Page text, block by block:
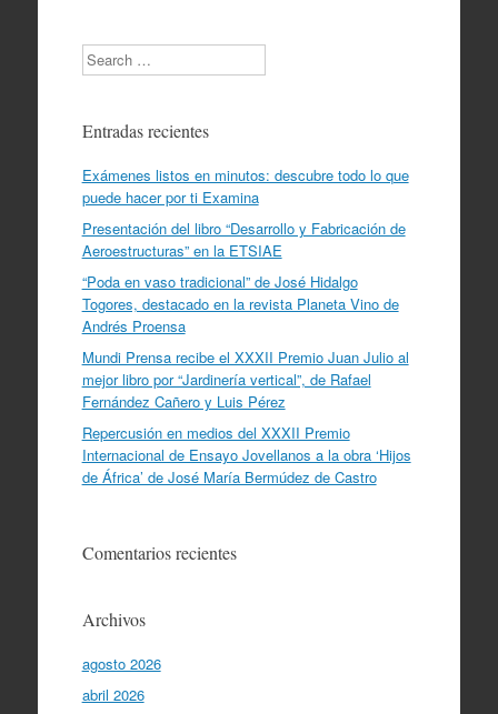
Search
Entradas recientes
Exámenes listos en minutos: descubre todo lo que
puede hacer por ti Examina
Presentación del libro “Desarrollo y Fabricación de
Aeroestructuras” en la ETSIAE
“Poda en vaso tradicional” de José Hidalgo
Togores, destacado en la revista Planeta Vino de
Andrés Proensa
Mundi Prensa recibe el XXXII Premio Juan Julio al
mejor libro por “Jardinería vertical”, de Rafael
Fernández Cañero y Luis Pérez
Repercusión en medios del XXXII Premio
Internacional de Ensayo Jovellanos a la obra ‘Hijos
de África’ de José María Bermúdez de Castro
Comentarios recientes
Archivos
agosto 2026
abril 2026